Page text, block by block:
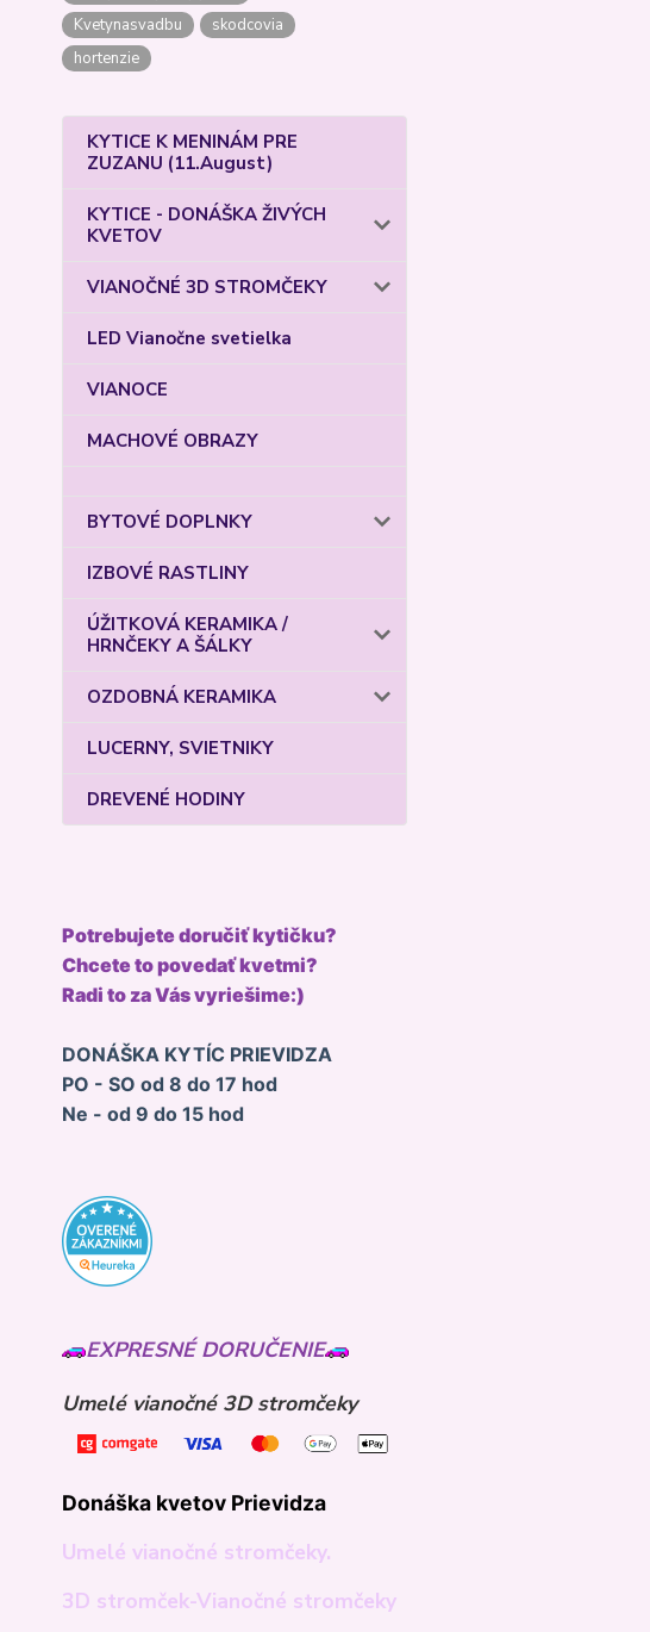
Kvetynasvadbu
skodcovia
hortenzie
KYTICE K MENINÁM PRE
ZUZANU (11.August)
KYTICE - DONÁŠKA ŽIVÝCH
KVETOV
VIANOČNÉ 3D STROMČEKY
LED Vianočne svetielka
VIANOCE
MACHOVÉ OBRAZY
BYTOVÉ DOPLNKY
IZBOVÉ RASTLINY
ÚŽITKOVÁ KERAMIKA /
HRNČEKY A ŠÁLKY
OZDOBNÁ KERAMIKA
LUCERNY, SVIETNIKY
DREVENÉ HODINY
Potrebujete doručiť kytičku?
Chcete to povedať kvetmi?
Radi to za Vás vyriešime:)
DONÁŠKA KYTÍC PRIEVIDZA
PO - SO od 8 do 17 hod
Ne - od 9 do 15 hod
EXPRESNÉ DORUČENIE
Umelé vianočné 3D stromčeky
Donáška kvetov Prievidza
Umelé vianočné stromčeky.
3D stromček-Vianočné stromčeky